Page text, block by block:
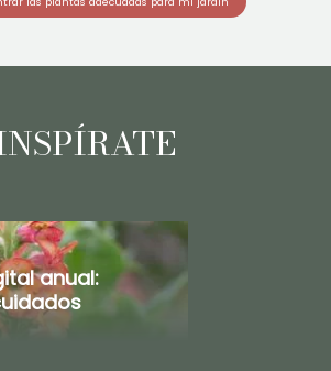
anual: